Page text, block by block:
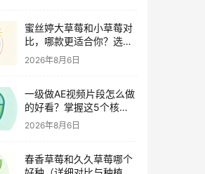
蜜丝婷大草莓和小草莓对
比，哪款更适合你？选购
指南全解析
2026年8月6日
一级做AE视频片段怎么做
的好看？掌握这5个核心
技巧
2026年8月6日
春香草莓和久久草莓哪个